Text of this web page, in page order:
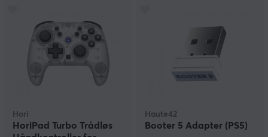
Hori
HoriPad Turbo Trådløs
Haute42
Booter 5 Adapter (PS5)